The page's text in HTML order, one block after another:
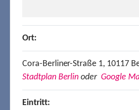
Ort:
Cora-Berliner-Straße 1, 10117
Stadtplan Berlin oder Google
Eintritt: